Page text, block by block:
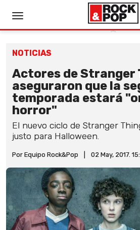
NOTICIAS
Actores de Stranger
aseguraron que la
temporada estará
horror"
El nuevo ciclo de Stranger
justo para Halloween.
Por Equipo Rock&Pop 02 May, 2017.